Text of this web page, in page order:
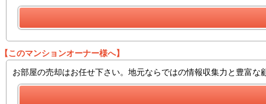
【このマンションオーナー様へ】
お部屋の売却はお任せ下さい。地元ならではの情報収集力と豊富な